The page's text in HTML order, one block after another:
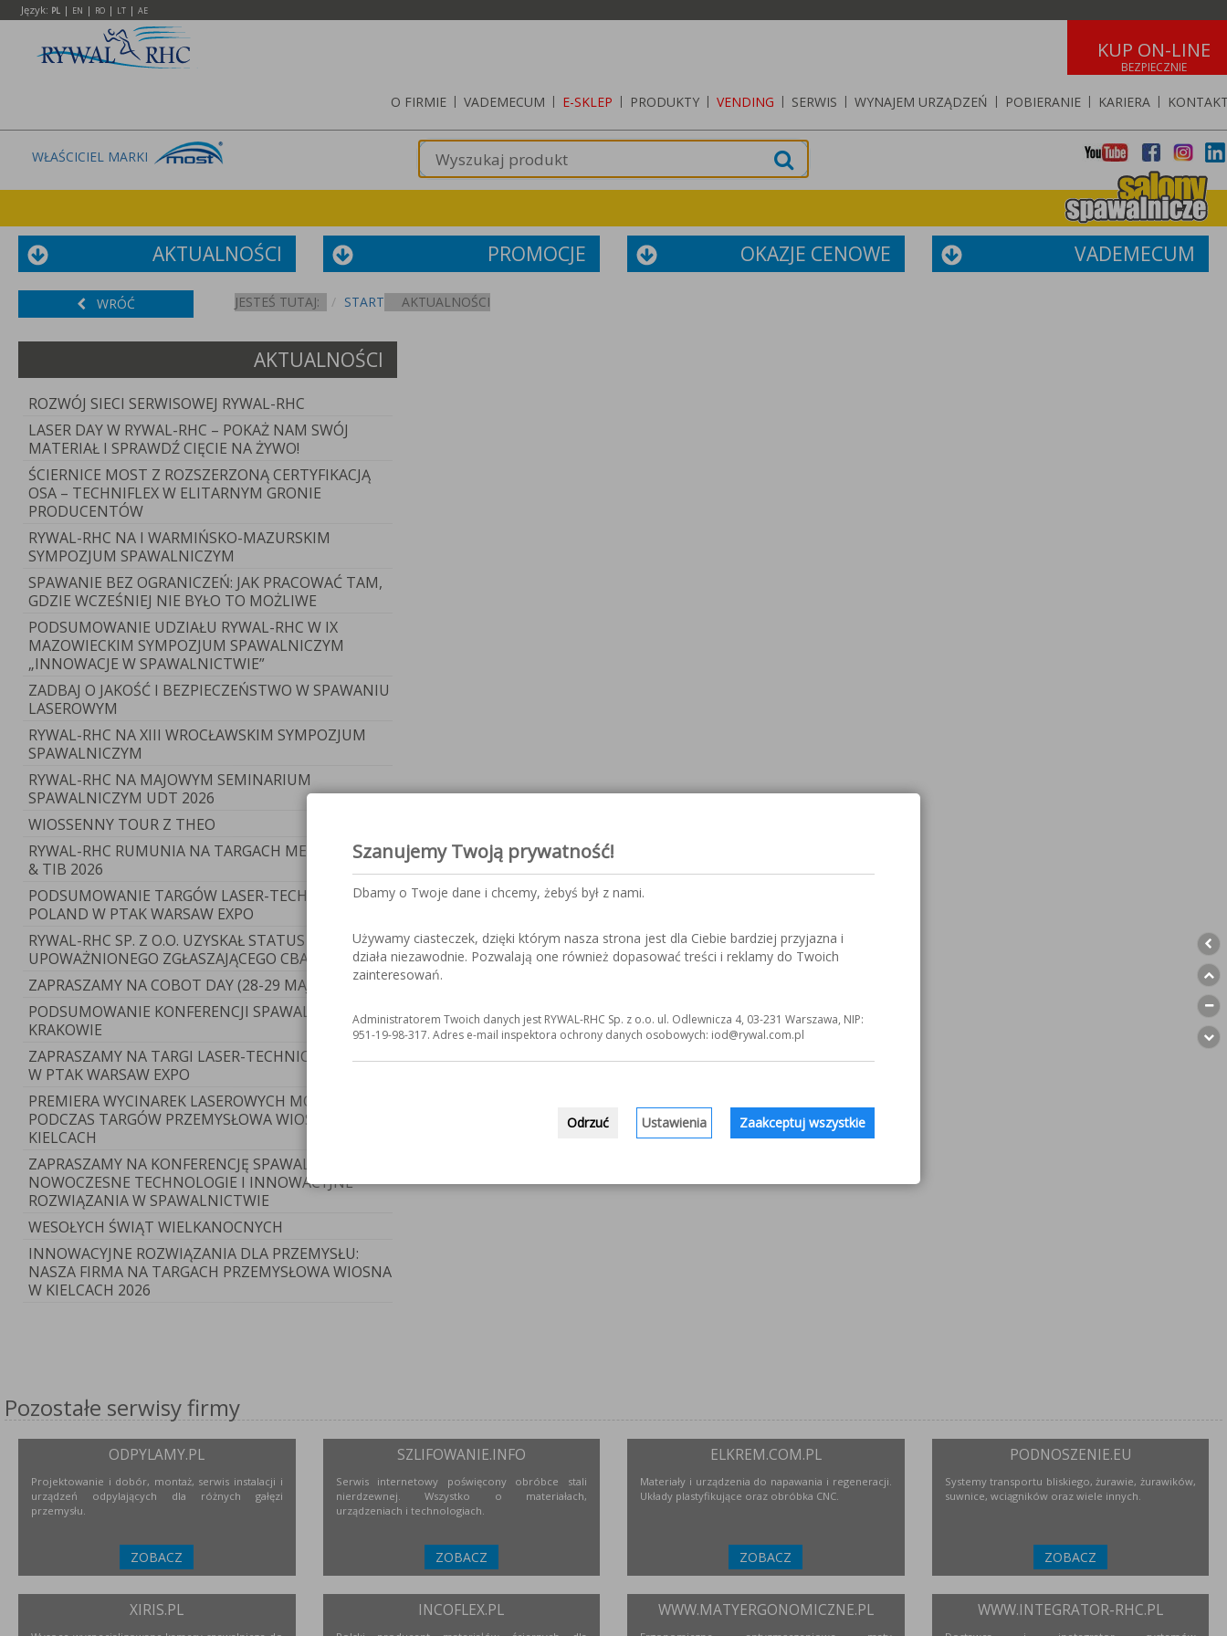
Język: PL | EN | RO | LT | AE
KUP ON-LINE
O FIRMIE | VADEMECUM | E-SKLEP | PRODUKTY | VENDING | SERWIS | WYNAJEM URZĄDZEŃ | POBIERANIE | KARIERA |
WŁAŚCICIEL MARKI
AKTUALNOŚCI PROMOCJE OKAZJE CENOWE VADEMECUM
WRÓĆ JESTEŚ TUTAJ: START AKTUALNOŚCI
AKTUALNOŚCI
ROZWÓJ SIECI SERWISOWEJ RYWAL-RHC
LASER DAY W RYWAL-RHC – POKAŻ NAM SWÓJ
MATERIAŁ I SPRAWDŹ CIĘCIE NA ŻYWO!
ŚCIERNICE MOST Z ROZSZERZONĄ CERTYFIKACJĄ
OSA – TECHNIFLEX W ELITARNYM GRONIE
PRODUCENTÓW
RYWAL-RHC NA I WARMIŃSKO-MAZURSKIM
SYMPOZJUM SPAWALNICZYM
SPAWANIE BEZ OGRANICZEŃ: JAK PRACOWAĆ TAM,
GDZIE WCZEŚNIEJ NIE BYŁO TO MOŻLIWE
PODSUMOWANIE UDZIAŁU RYWAL-RHC W IX
MAZOWIECKIM SYMPOZJUM SPAWALNICZYM
„INNOWACJE W SPAWALNICTWIE”
ZADBAJ O JAKOŚĆ I BEZPIECZEŃSTWO W SPAWANIU
LASEROWYM
RYWAL-RHC NA XIII WROCŁAWSKIM SYMPOZJUM
SPAWALNICZYM
RYWAL-RHC NA MAJOWYM SEMINARIUM
SPAWALNICZYM UDT 2026
WIOSSENNY TOUR Z THEO
RYWAL-RHC RUMUNIA NA TARGACH METAL SHOW
& TIB 2026
PODSUMOWANIE TARGÓW LASER-TECHNICA
POLAND W PTAK WARSAW EXPO
RYWAL-RHC SP. Z O.O. UZYSKAŁ STATUS
UPOWAŻNIONEGO ZGŁASZAJĄCEGO CBAM
ZAPRASZAMY NA COBOT DAY (28-29 MAJA)
PODSUMOWANIE KONFERENCJI SPAWALNICZEJ W
KRAKOWIE
ZAPRASZAMY NA TARGI LASER-TECHNICA POLAND
W PTAK WARSAW EXPO
PREMIERA WYCINAREK LASEROWYCH MOST
PODCZAS TARGÓW PRZEMYSŁOWA WIOSNA 2026 W
KIELCACH
ZAPRASZAMY NA KONFERENCJĘ SPAWALNICZĄ –
NOWOCZESNE TECHNOLOGIE I INNOWACYJNE
ROZWIĄZANIA W SPAWALNICTWIE
WESOŁYCH ŚWIĄT WIELKANOCNYCH
INNOWACYJNE ROZWIĄZANIA DLA PRZEMYSŁU:
NASZA FIRMA NA TARGACH PRZEMYSŁOWA WIOSNA
W KIELCACH 2026
Pozostałe serwisy firmy
ODPYLAMY.PL
Projektowanie i dobór, montaż, serwis instalacji i
urządzeń odpylających dla różnych gałęzi
przemysłu.
ZOBACZ
SZLIFOWANIE.INFO
Serwis internetowy poświęcony obróbce stali
nierdzewnej. Wszystko o materiałach,
urządzeniach i technologiach.
ZOBACZ
ELKREM.COM.PL
Materiały i urządzenia do napawania i regeneracji.
Układy plastyfikujące oraz obróbka CNC.
ZOBACZ
PODNOSZENIE.EU
Systemy transportu bliskiego, żurawie, żurawików,
suwnice, wciągników oraz wiele innych.
ZOBACZ
XIRIS.PL INCOFLEX.PL WWW.MATYERGONOMICZNE.PL WWW.INTEGRATOR-RHC.PL
Szanujemy Twoją prywatność!
Dbamy o Twoje dane i chcemy, żebyś był z nami.
Używamy ciasteczek, dzięki którym nasza strona jest dla Ciebie bardziej przyjazna i
działa niezawodnie. Pozwalają one również dopasować treści i reklamy do Twoich
zainteresowań.
Administratorem Twoich danych jest RYWAL-RHC Sp. z o.o. ul. Odlewnicza 4, 03-231 Warszawa, NIP:
951-19-98-317. Adres e-mail inspektora ochrony danych osobowych: iod@rywal.com.pl
Odrzuć Ustawienia Zaakceptuj wszystkie